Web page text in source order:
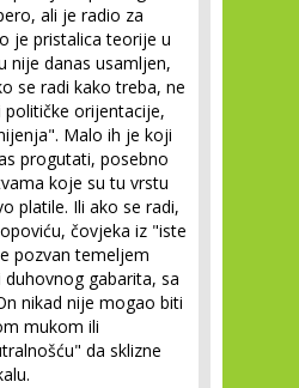
ali je radio za
je pristalica teorije u
nije danas usamljen,
se radi kako treba, ne
političke orijentacije,
Malo ih je koji
progutati, posebno
koje su tu vrstu
platile. Ili ako se radi,
čovjeka iz "iste
pozvan temeljem
gabarita, sa
nikad nije mogao biti
mukom ili
da sklizne